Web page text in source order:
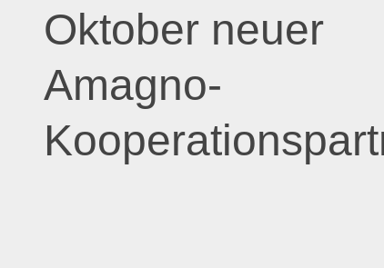
Oktober neuer
Amagno-